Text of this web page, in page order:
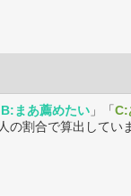
B:まあ薦めたい 」「C:
の割合で算出してい